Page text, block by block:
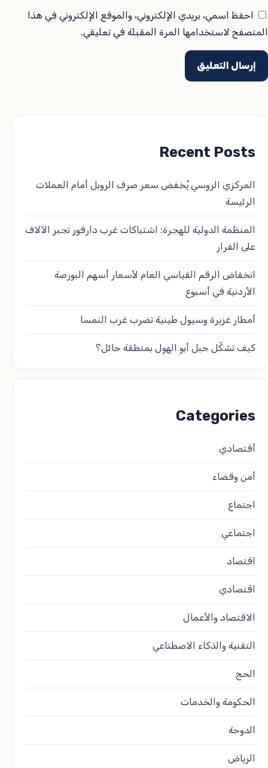
احفظ اسمي، بريدي الإلكتروني، والموقع الإلكتروني في هذا
المتصفح لاستخدامها المرة المقبلة في تعليقي.
Recent Posts
المركزي الروسي يُخفض سعر صرف الروبل أمام العملات
الرئيسة
المنظمة الدولية للهجرة: اشتباكات غرب دارفور تجبر الآلاف
على الفرار
انخفاض الرقم القياسي العام لأسعار أسهم البورصة
الأردنية في أسبوع
أمطار غزيرة وسيول طينية تضرب غرب النمسا
كيف تشكّل جبل أبو الهول بمنطقة حائل؟
Categories
أقتصادي
أمن وقضاء
اجتماع
اجتماعي
اقتصاد
اقتصادي
الاقتصاد والأعمال
التقنية والذكاء الاصطناعي
الحج
الحكومة والخدمات
الدوحة
الرياض